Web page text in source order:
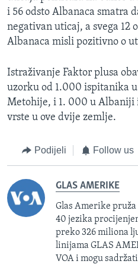
i 56 odsto Albanaca smatra
negativan uticaj, a svega 12
Albanaca misli pozitivno o
Istraživanje Faktor plusa
uzorku od 1.000 ispitanika
Metohije, i 1. 000 u Albaniji
vrste u ove dvije zemlje.
Podijeli Follow us
GLAS AMERIKE
Glas Amerike
40 jezika
preko 326 miliona
linijama GLAS
VOA i mogu